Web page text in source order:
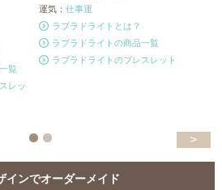
覧
レッ
運気：仕事運
ラブラドライトとは？
ラブラドライトの商品一覧
ラブラドライトのブレスレット
>
インでオーダーメイド